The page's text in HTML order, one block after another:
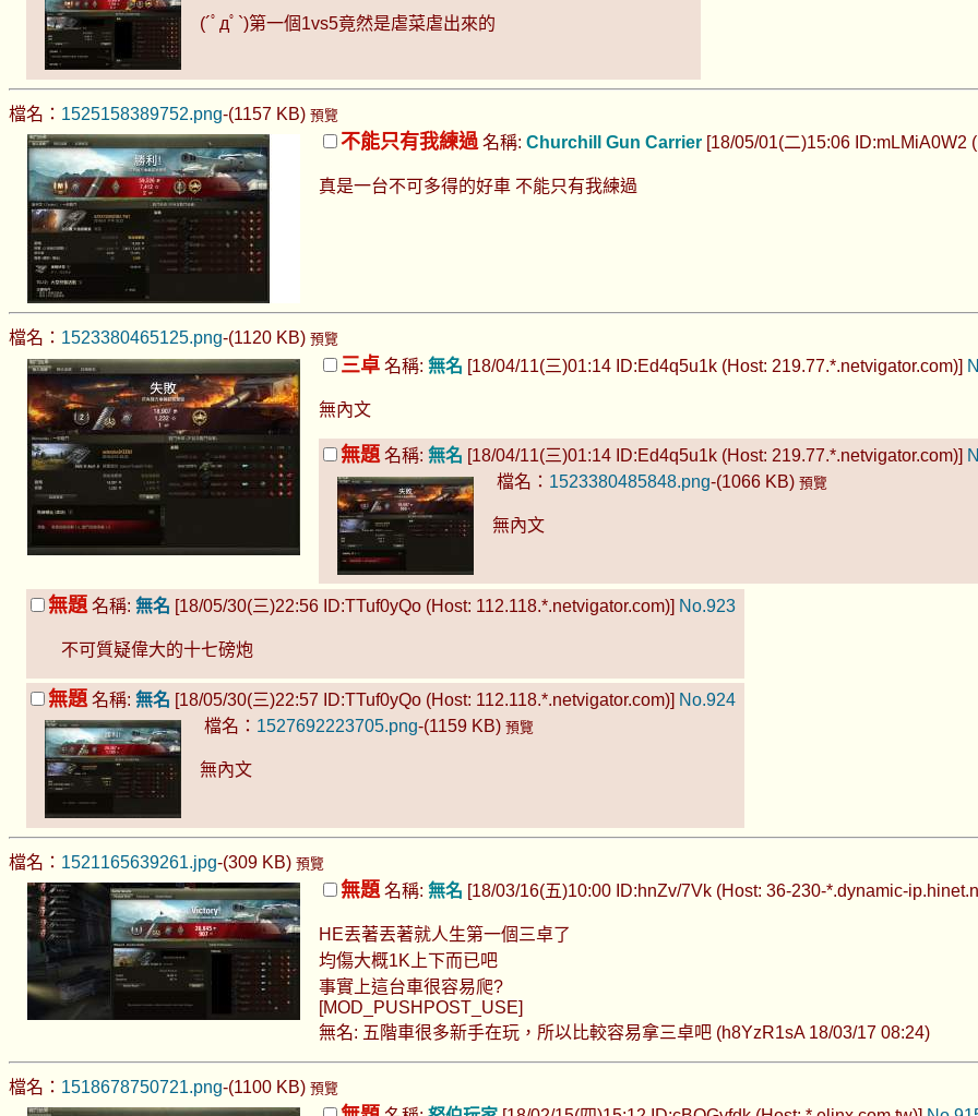
(´ﾟдﾟ`)第一個1vs5竟然是虐菜虐出來的
檔名： 1525158389752.png-(1157 KB) 預覽
不能只有我練過名稱: Churchill Gun Carrier[18/05/01(二)15:06 ID:mLMiA0W2
真是一台不可多得的好車 不能只有我練過
檔名： 1523380465125.png-(1120 KB) 預覽
三卓名稱: 無名 [18/04/11(三)01:14 ID:Ed4q5u1k (Host: 219.77.*.netvigator.com)]
無內文
無題名稱: 無名 [18/04/11(三)01:14 ID:Ed4q5u1k (Host: 219.77.*.netvigator.com)]
檔名： 1523380485848.png-(1066 KB) 預覽
無內文
無題 名稱: 無名 [18/05/30(三)22:56 ID:TTuf0yQo (Host: 112.118.*.netvigator.com)] No.923
不可質疑偉大的十七磅炮
無題 名稱: 無名 [18/05/30(三)22:57 ID:TTuf0yQo (Host: 112.118.*.netvigator.com)] No.924
檔名： 1527692223705.png-(1159 KB) 預覽
無內文
檔名： 1521165639261.jpg-(309 KB) 預覽
無題名稱: 無名 [18/03/16(五)10:00 ID:hnZv/7Vk (Host: 36-230-*.dynamic-
HE丟著丟著就人生第一個三卓了
均傷大概1K上下而已吧
事實上這台車很容易爬?
[MOD_PUSHPOST_USE]
無名: 五階車很多新手在玩，所以比較容易拿三卓吧 (h8YzR1sA 18/03/17 08:24)
檔名： 1518678750721.png-(1100 KB) 預覽